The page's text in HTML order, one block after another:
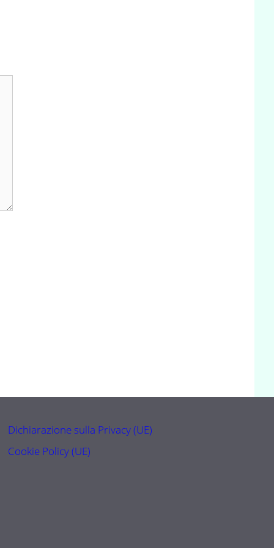
Dichiarazione sulla Privacy (UE)
Cookie Policy (UE)